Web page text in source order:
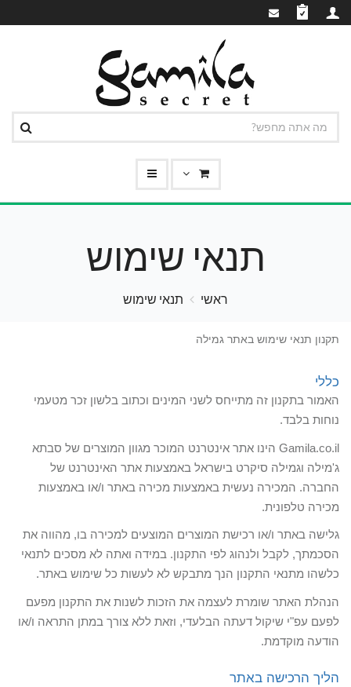
תנאי שימוש
ראשי תנאי שימוש
תקנון תנאי שימוש באתר גמילה
כללי
האמור בתקנון זה מתייחס לשני המינים וכתוב בלשון זכר מטעמי
נוחות בלבד.
Gamila.co.il הינו אתר אינטרנט המוכר מגוון המוצרים של סבתא
ג'מילה וגמילה סיקרט בישראל באמצעות אתר האינטרנט של
החברה. המכירה נעשית באמצעות מכירה באתר ו/או באמצעות
מכירה טלפונית.
גלישה באתר ו/או רכישת המוצרים המוצעים למכירה בו, מהווה את
הסכמתך, לקבל ולנהוג לפי התקנון. במידה ואתה לא מסכים לתנאי
כלשהו מתנאי התקנון הנך מתבקש לא לעשות כל שימוש באתר.
הנהלת האתר שומרת לעצמה את הזכות לשנות את התקנון מפעם
לפעם עפ"י שיקול דעתה הבלעדי, וזאת ללא צורך במתן התראה ו/או
הודעה מוקדמת.
הליך הרכישה באתר